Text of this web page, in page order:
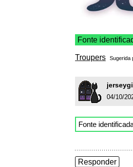
Fonte
Troupers Sugerida
04/10/
Fonte
Responder